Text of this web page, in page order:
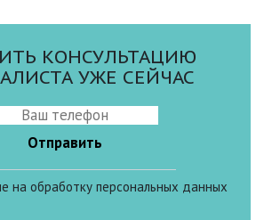
КОНСУЛЬТАЦИЮ
УЖЕ СЕЙЧАС
на обработку персональных данных